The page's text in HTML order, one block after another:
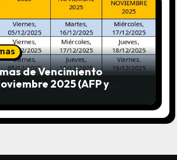
de Vencimiento
2025 (AFP y